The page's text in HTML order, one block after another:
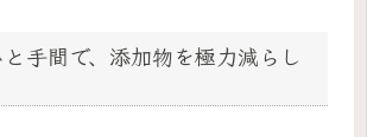
手間で、添加物を極力減らし